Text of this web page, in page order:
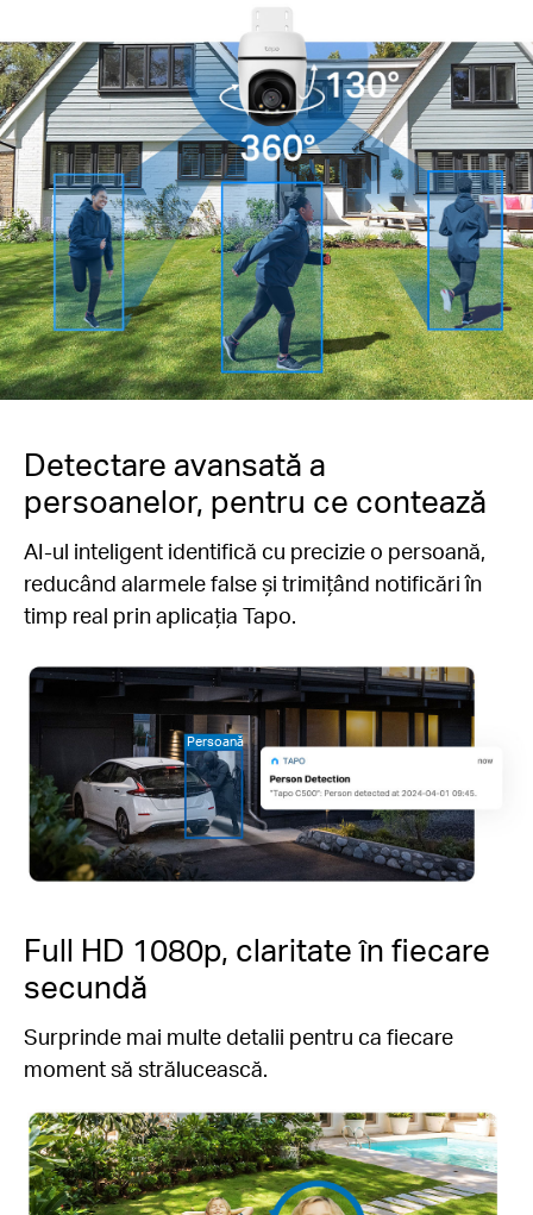
Detectare avansată a
persoanelor, pentru ce contează
AI-ul inteligent identifică cu precizie o persoană,
reducând alarmele false și trimițând notificări în
timp real prin aplicația Tapo.
Persoană
Full HD 1080p, claritate în fiecare
secundă
Surprinde mai multe detalii pentru ca fiecare
moment să strălucească.